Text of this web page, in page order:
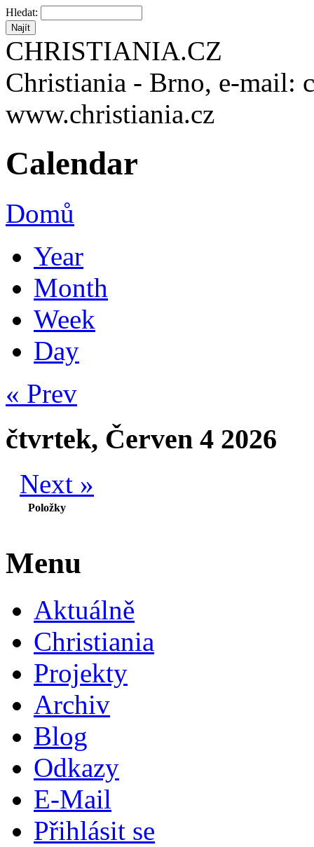
Hledat:
CHRISTIANIA.CZ
Christiania - Brno, e-mail:
www.christiania.cz
Calendar
Domů
Year
Month
Week
Day
« Prev
čtvrtek, Červen 4 2026
Next »
Položky
Menu
Aktuálně
Christiania
Projekty
Archiv
Blog
Odkazy
E-Mail
Přihlásit se